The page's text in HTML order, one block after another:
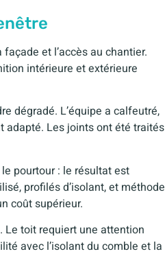
et l’accès au chantier.
intérieure et extérieure
dégradé. L’équipe a calfeutré,
adapté. Les joints ont été traités
pourtour : le résultat est
profilés d’isolant, et méthode
coût supérieur.
Le toit requiert une attention
avec l’isolant du comble et la